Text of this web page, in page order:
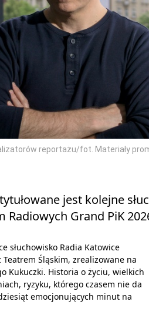
reportażu/fot. Materiały
jest kolejne
Radiowych Grand PiK
słuchowisko Radia Katowice
Teatrem Śląskim, zrealizowane na
Kukuczki. Historia o życiu, wielkich
ryzyku, którego czasem nie da
emocjonujących minut na